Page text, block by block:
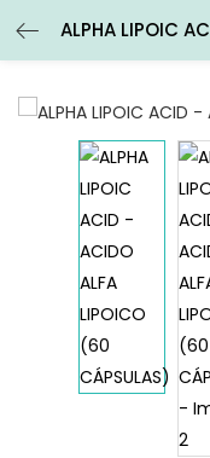
ENTRAR
Introduce tu nombre
Recuérdame